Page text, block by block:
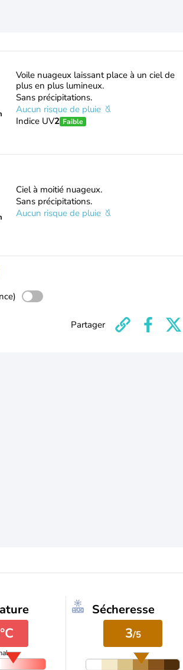
Voile nuageux laissant place à un ciel de
plus en plus lumineux.
Sans précipitations.
Aucun risque de pluie
Indice UV2 Faible
Ciel à moitié nuageux.
Sans précipitations.
Aucun risque de pluie
Partager
Sécheresse
3/5